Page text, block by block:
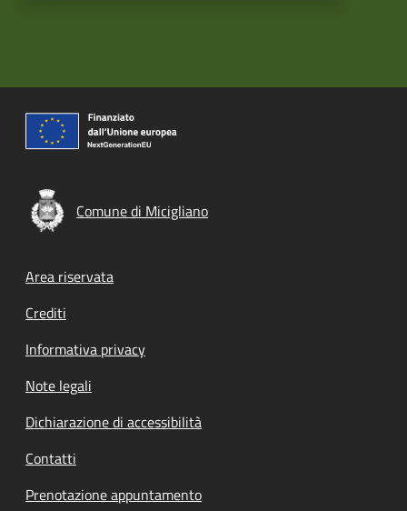
Comune di Micigliano
Footer menu
Area riservata
Crediti
Informativa privacy
Note legali
Dichiarazione di accessibilità
Contatti
Prenotazione appuntamento